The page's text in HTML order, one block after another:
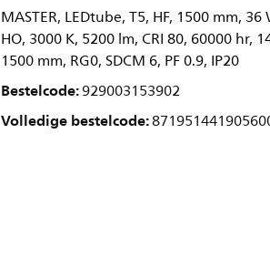
MASTER, LEDtube, T5, HF, 1500 mm,
HO, 3000 K, 5200 lm, CRI 80, 60000 hr,
1500 mm, RG0, SDCM 6, PF 0.9, IP20
Bestelcode:929003153902
Volledige bestelcode: